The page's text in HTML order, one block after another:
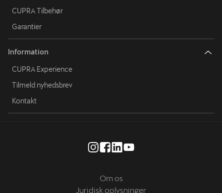
CUPRA Tilbehør
Garantier
Information
CUPRA Experience
Tilmeld nyhedsbrev
Kontakt
Om os
Juridisk oplysninger